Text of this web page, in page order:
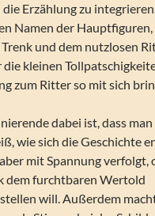
Erzählung zu
Namen der Hauptfiguren,
und dem nutzlosen
die kleinen
zum Ritter so mit sich
dabei ist, dass
wie sich die Geschichte
mit Spannung verfolgt,
dem furchtbaren Wertold
will. Außerdem